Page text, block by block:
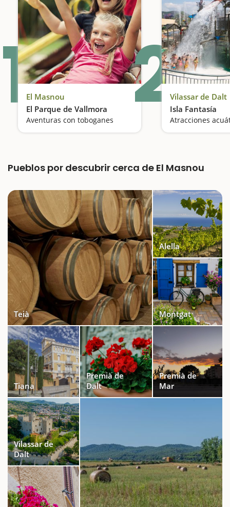
1 El Masnou
El Parque de Vallmora
Aventuras con toboganes 2Vilassar de Dalt
Isla Fantasía
Pueblos por descubrir cerca de El Masnou
Teià
Alella
Montgat
Tiana
Premià de
Dalt
Premià de
Mar
Vilassar de
Dalt